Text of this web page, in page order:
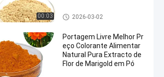
00:03 Extrato vegetal em pó
2026-03-02
Portagem Livre Melhor Pr
eço Colorante Alimentar
Natural Pura Extracto de
Flor de Marigold em Pó